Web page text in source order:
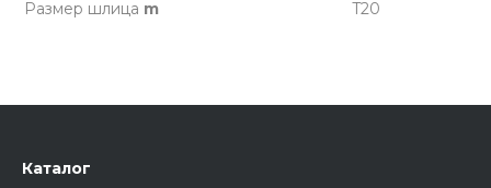
Размер шлица m T20
Каталог